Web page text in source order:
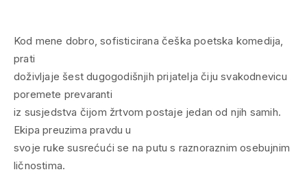
Kod mene dobro, sofisticirana češka poetska komedija,
prati
doživljaje šest dugogodišnjih prijatelja čiju svakodnevicu
poremete prevaranti
iz susjedstva čijom žrtvom postaje jedan od njih samih.
Ekipa preuzima pravdu u
svoje ruke susrećući se na putu s raznoraznim osebujnim
ličnostima.